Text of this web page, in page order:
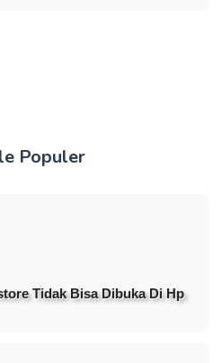
Populer
Tidak Bisa Dibuka Di Hp